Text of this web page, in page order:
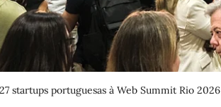
startups portuguesas à Web Summit Rio 2026